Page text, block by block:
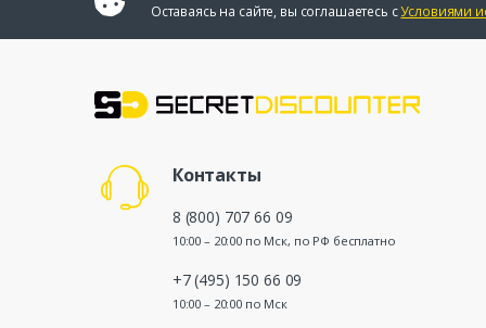
Оставаясь на сайте, вы соглашаетесь сУсловиями
Контакты
8 (800) 707 66 09
10:00 – 20:00 по Мск, по РФ бесплатно
+7 (495) 150 66 09
10:00 – 20:00 по Мск